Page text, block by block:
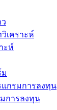
เคราะห์
ะห์
กรมการลงทุน
การลงทุน